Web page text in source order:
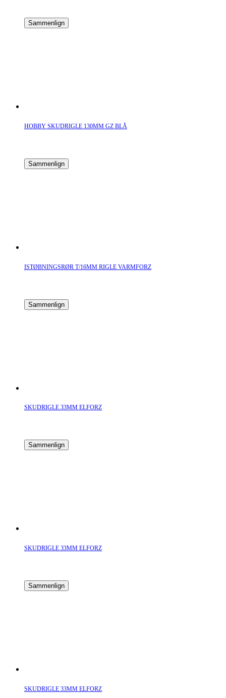
Sammenlign
HOBBY SKUDRIGLE 130MM GZ BLÅ
Sammenlign
ISTØBNINGSRØR T/16MM RIGLE VARMFORZ
Sammenlign
SKUDRIGLE 33MM ELFORZ
Sammenlign
SKUDRIGLE 33MM ELFORZ
Sammenlign
SKUDRIGLE 33MM ELFORZ